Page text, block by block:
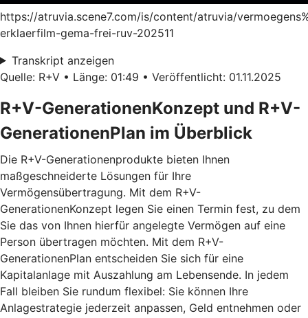
https://atruvia.scene7.com/is/content/atruvia/
erklaerfilm-gema-frei-ruv-202511
Transkript anzeigen
Quelle: R+V • Länge: 01:49 • Veröffentlicht: 01.11.2025
R+V-GenerationenKonzept und R+V-
GenerationenPlan im Überblick
Die R+V-Generationenprodukte bieten Ihnen
maßgeschneiderte Lösungen für Ihre
Vermögensübertragung. Mit dem R+V-
GenerationenKonzept legen Sie einen Termin fest, zu dem
Sie das von Ihnen hierfür angelegte Vermögen auf eine
Person übertragen möchten. Mit dem R+V-
GenerationenPlan entscheiden Sie sich für eine
Kapitalanlage mit Auszahlung am Lebensende. In jedem
Fall bleiben Sie rundum flexibel: Sie können Ihre
Anlagestrategie jederzeit anpassen, Geld entnehmen oder